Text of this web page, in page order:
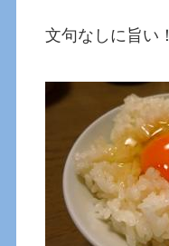
文句なしに旨い！